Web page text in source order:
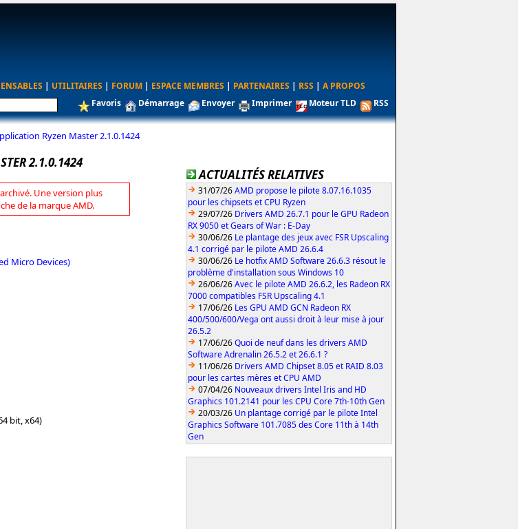
| UTILITAIRES | FORUM | ESPACE MEMBRES | PARTENAIRES | RSS | A PROPOS
Favoris Démarrage Envoyer Imprimer Moteur TLD RSS
Ryzen Master 2.1.0.1424
2.1.0.1424
Une version plus
de la marque AMD.
Micro Devices)
bit, x64)
ACTUALITÉS RELATIVES
31/07/26AMD propose le pilote 8.07.16.1035
pour les chipsets et CPU Ryzen
29/07/26 Drivers AMD 26.7.1 pour le GPU Radeon
RX 9050 et Gears of War : E-Day
30/06/26 Le plantage des jeux avec FSR Upscaling
4.1 corrigé par le pilote AMD 26.6.4
30/06/26 Le hotfix AMD Software 26.6.3 résout le
problème d'installation sous Windows 10
26/06/26Avec le pilote AMD 26.6.2, les Radeon RX
7000 compatibles FSR Upscaling 4.1
17/06/26 Les GPU AMD GCN Radeon RX
400/500/600/Vega ont aussi droit à leur mise à jour
26.5.2
17/06/26Quoi de neuf dans les drivers AMD
Software Adrenalin 26.5.2 et 26.6.1 ?
11/06/26 Drivers AMD Chipset 8.05 et RAID 8.03
pour les cartes mères et CPU AMD
07/04/26 Nouveaux drivers Intel Iris and HD
Graphics 101.2141 pour les CPU Core 7th-10th Gen
20/03/26 Un plantage corrigé par le pilote Intel
Graphics Software 101.7085 des Core 11th à 14th
Gen